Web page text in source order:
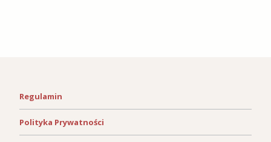
Regulamin
Polityka Prywatności